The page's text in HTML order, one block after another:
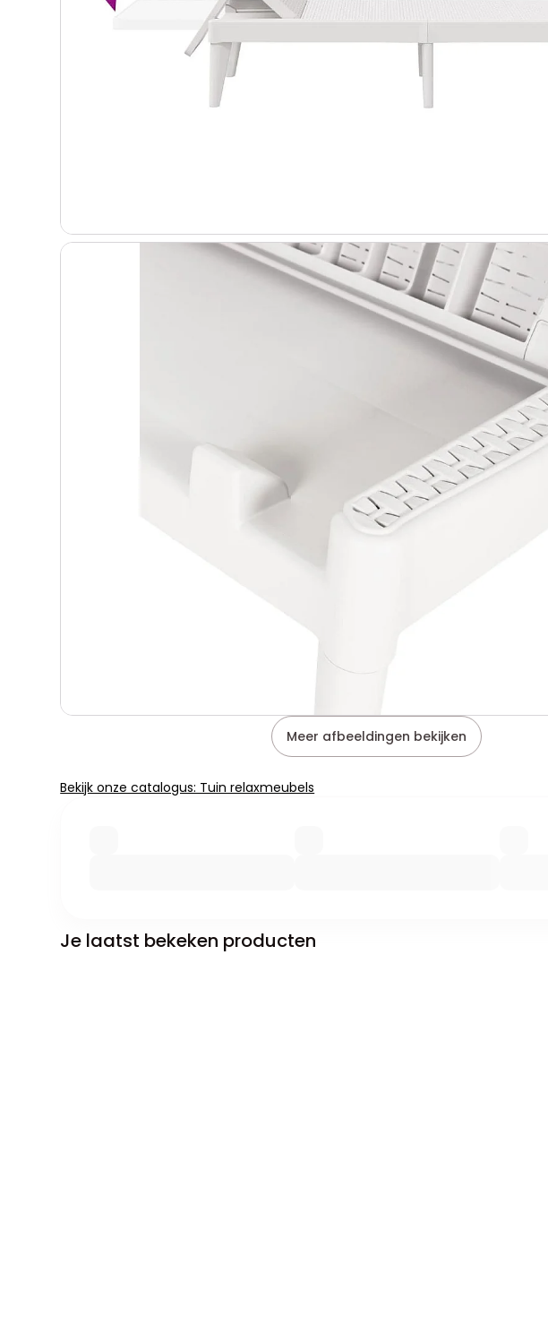
Meer afbeeldingen bekijken
Bekijk onze catalogus: Tuin relaxmeubels
Je laatst bekeken producten